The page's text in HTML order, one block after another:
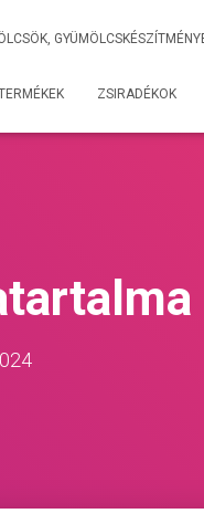
ZSIRADÉKOK